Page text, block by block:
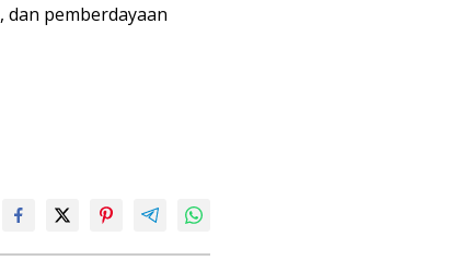
dan pemberdayaan